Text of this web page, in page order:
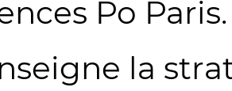
Po Paris.
la